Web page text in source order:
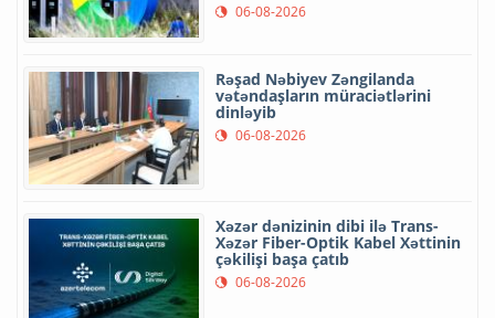
06-08-2026
Rəşad Nəbiyev Zəngilanda
vətəndaşların müraciətlərini
dinləyib
06-08-2026
Xəzər dənizinin dibi ilə Trans-
Xəzər Fiber-Optik Kabel Xəttinin
çəkilişi başa çatıb
06-08-2026